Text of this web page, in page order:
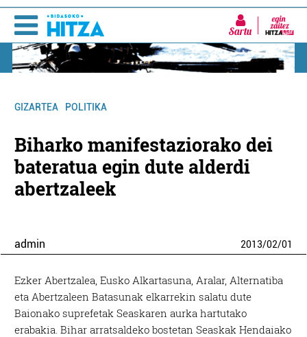
Sartu
GIZARTEA POLITIKA
Biharko manifestaziorako dei
bateratua egin dute alderdi
abertzaleek
admin 2013/02/01
Ezker Abertzalea, Eusko Alkartasuna, Aralar, Alternatiba
eta Abertzaleen Batasunak elkarrekin salatu dute
Baionako suprefetak Seaskaren aurka hartutako
erabakia. Bihar arratsaldeko bostetan Seaskak Hendaiako